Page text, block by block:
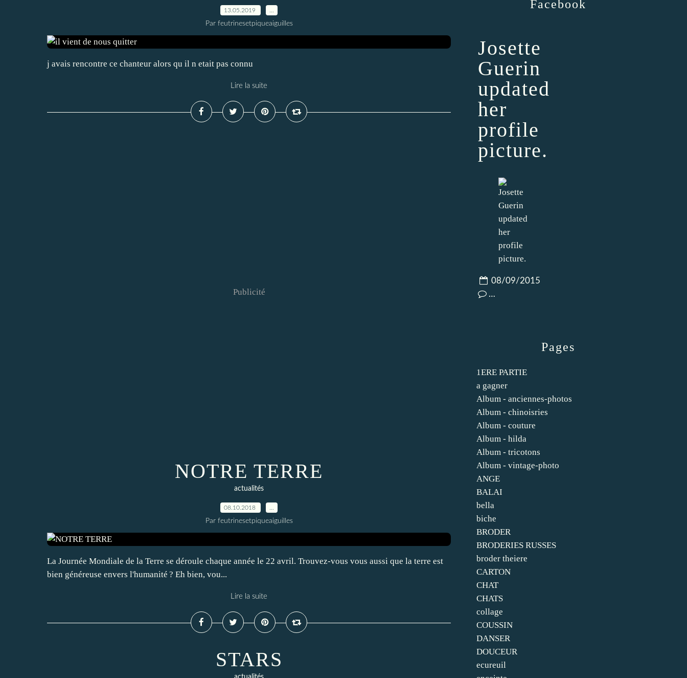
13.05.2019
Par feutrinesetpiqueaiguilles
j avais rencontre ce chanteur alors qu il n etait pas connu
Lire la suite
Publicité
NOTRE TERRE
actualités
08.10.2018
Par feutrinesetpiqueaiguilles
La Journée Mondiale de la Terre se déroule chaque année le 22 avril. Trouvez-vous vous aussi que la terre est
bien généreuse envers l'humanité ? Eh bien, vou...
Lire la suite
STARS
Pages
1ERE PARTIE
a gagner
Album - anciennes-photos
Album - chinoisries
Album - couture
Album - hilda
Album - tricotons
Album - vintage-photo
ANGE
BALAI
bella
biche
BRODER
BRODERIES RUSSES
broder theiere
CARTON
CHAT
CHATS
collage
COUSSIN
DANSER
DOUCEUR
ecureuil
Facebook
Josette
Guerin
updated
her
profile
picture.
08/09/2015
…